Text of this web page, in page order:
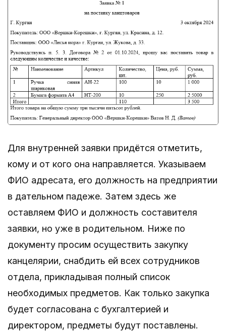
Для внутренней заявки придётся отметить,
кому и от кого она направляется. Указываем
ФИО адресата, его должность на предприятии
в дательном падеже. Затем здесь же
оставляем ФИО и должность составителя
заявки, но уже в родительном. Ниже по
документу просим осуществить закупку
канцелярии, снабдить ей всех сотрудников
отдела, прикладывая полный список
необходимых предметов. Как только закупка
будет согласована с бухгалтерией и
директором, предметы будут поставлены.